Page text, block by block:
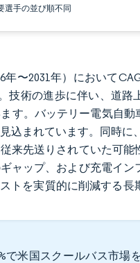
選手の並び順不同
〜2031年）において
技術の進歩に伴い、道
す。バッテリー電気自動
込まれています。同時に
来先送りされていた可能
ャップ、および充電イン
トを実質的に削減する長
米国スクールバス市場